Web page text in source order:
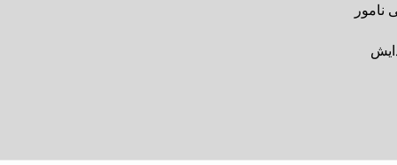
نامور